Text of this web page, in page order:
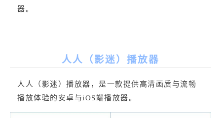
器。
人人（影迷）播放器
人人（影迷）播放器，是一款提供高清画质与流畅
播放体验的安卓与iOS端播放器。